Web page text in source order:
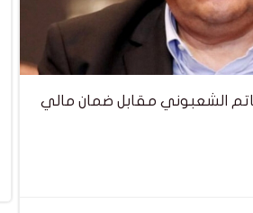
حاتم الشعبوني مقابل ضمان مالي